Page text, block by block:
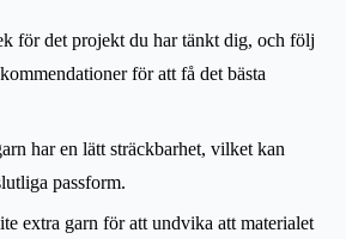
för det projekt du har tänkt dig, och följ
för att få det bästa
har en lätt sträckbarhet, vilket kan
passform.
extra garn för att undvika att materialet